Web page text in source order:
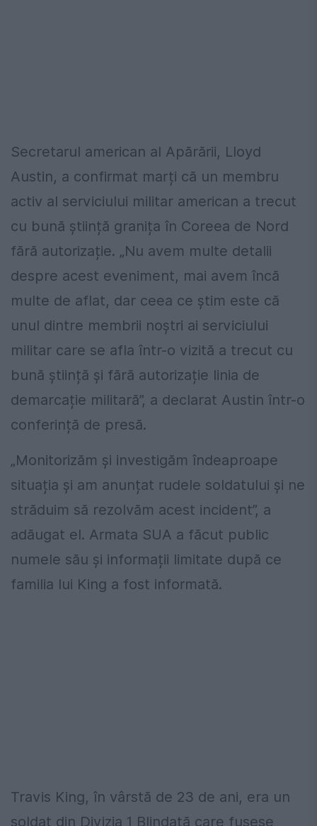
Secretarul american al Apărării, Lloyd
Austin, a confirmat marți că un membru
activ al serviciului militar american a trecut
cu bună știință granița în Coreea de Nord
fără autorizație. „Nu avem multe detalii
despre acest eveniment, mai avem încă
multe de aflat, dar ceea ce știm este că
unul dintre membrii noștri ai serviciului
militar care se afla într-o vizită a trecut cu
bună știință și fără autorizație linia de
demarcație militară”, a declarat Austin într-o
conferință de presă.
„Monitorizăm și investigăm îndeaproape
situația și am anunțat rudele soldatului și ne
străduim să rezolvăm acest incident”, a
adăugat el. Armata SUA a făcut public
numele său și informații limitate după ce
familia lui King a fost informată.
Travis King, în vârstă de 23 de ani, era un
soldat din Divizia 1 Blindată care fusese